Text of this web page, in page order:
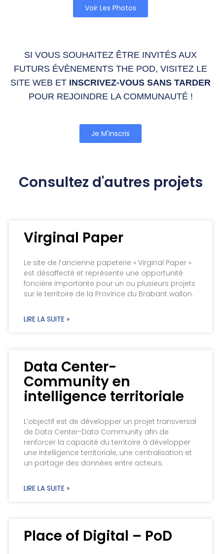
Voir Les Photos
SI VOUS SOUHAITEZ ÊTRE INVITÉS AUX
FUTURS ÉVÈNEMENTS THE POD, VISITEZ LE
SITE WEB ET INSCRIVEZ-VOUS SANS TARDER
POUR REJOINDRE LA COMMUNAUTÉ !
Je M'inscris
Consultez d'autres projets
Virginal Paper
Le site de l’ancienne papeterie « Virginal Paper »
est désaffecté et représente une opportunité
foncière importante pour un ou plusieurs projets
sur le territoire de la Province du Brabant wallon.
LIRE LA SUITE »
Data Center-
Community en
intelligence territoriale
L’objectif est de développer un projet transversal
de Data Center-Data Community afin de
renforcer la capacité du territoire à développer
une intelligence territoriale, une centralisation et
un partage des données entre acteurs.
LIRE LA SUITE »
Place of Digital – PoD